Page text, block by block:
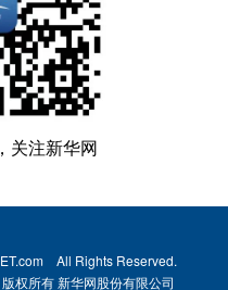
关注新华网
All Rights Reserved.
所有 新华网股份有限公司